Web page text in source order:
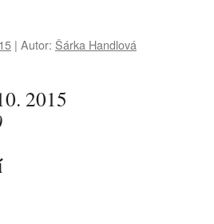
| Autor: Šárka Handlová
2015